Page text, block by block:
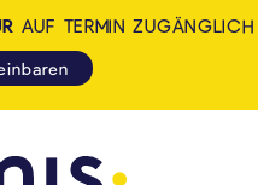
AUF TERMIN ZUGÄNGLICH